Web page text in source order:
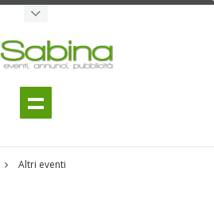
Altri eventi